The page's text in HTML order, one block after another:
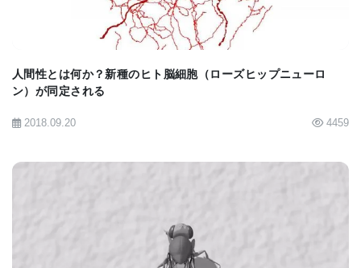
ういう意味なのか？ 通常、魚の幼生は周囲を知覚
し、簡単に餌を見つけることができる明るい環境を
好む。 科学者が上記の細胞タイプの測定光条件を非
アクティブ化すると、魚は好ましい環境に移動する
能力を失った。これは、網膜神経節細胞タイプが光
人間性とは何か？新種のヒト脳細胞（ローズヒップニューロ
ン）が同定される
2018.09.20 4459
BIOMARKET JP